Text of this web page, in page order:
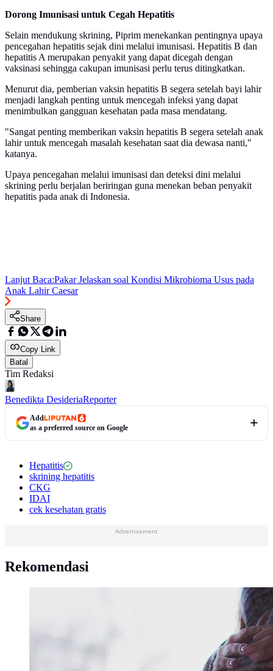
Dorong Imunisasi untuk Cegah Hepatitis
Selain mendukung skrining, Piprim menekankan pentingnya upaya
pencegahan hepatitis sejak dini melalui imunisasi. Hepatitis B dan
hepatitis A merupakan penyakit yang dapat dicegah dengan
vaksinasi sehingga cakupan imunisasi perlu terus ditingkatkan.
Menurut dia, pemberian vaksin hepatitis B segera setelah bayi lahir
menjadi langkah penting untuk mencegah infeksi yang dapat
menimbulkan gangguan kesehatan pada masa mendatang.
"Sangat penting memberikan vaksin hepatitis B segera setelah anak
lahir untuk mencegah masalah kesehatan saat dia dewasa nanti,"
katanya.
Upaya pencegahan melalui imunisasi dan deteksi dini melalui
skrining perlu berjalan beriringan guna menekan beban penyakit
hepatitis pada anak di Indonesia.
Lanjut Baca:Pakar Jelaskan soal Kondisi Mikrobioma Usus pada
Anak Lahir Caesar
Share
Copy Link
Batal
Tim Redaksi
Benedikta DesideriaReporter
Add
as a preferred source on Google
Hepatitis
skrining hepatitis
CKG
IDAI
cek kesehatan gratis
Advertisement
Rekomendasi